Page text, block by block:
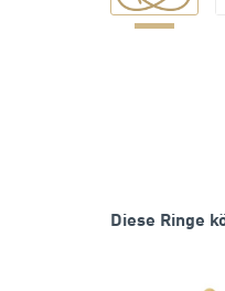
Diese Ringe